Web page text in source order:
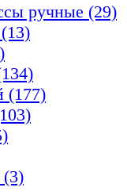
ручные (29)
(177)
(3)